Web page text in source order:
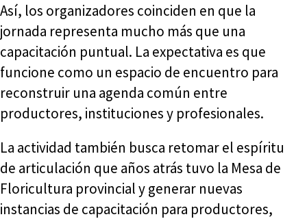
Así, los organizadores coinciden en que la
jornada representa mucho más que una
capacitación puntual. La expectativa es que
funcione como un espacio de encuentro para
reconstruir una agenda común entre
productores, instituciones y profesionales.
La actividad también busca retomar el espíritu
de articulación que años atrás tuvo la Mesa de
Floricultura provincial y generar nuevas
instancias de capacitación para productores,